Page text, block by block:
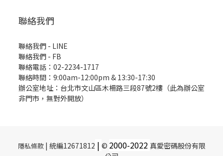
聯絡我們
聯絡我們 - LINE
聯絡我們 - FB
聯絡電話：02-2234-1717
聯絡時間：9:00am-12:00pm & 13:30-17:30
辦公室地址：台北市文山區木柵路三段87號2樓（此為辦公室
非門市，無對外開放）
隱私條款| 統編12671812 | © 2000-2022 真愛密碼股份有限